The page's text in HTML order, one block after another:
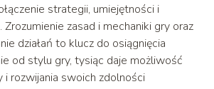
strategii, umiejętności i
Zrozumienie zasad i mechaniki gry oraz
działań to klucz do osiągnięcia
od stylu gry, tysiąc daje możliwość
i rozwijania swoich zdolności